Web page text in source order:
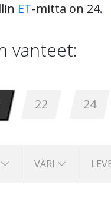
ET-mitta on 24.
vanteet:
22 24
VÄRI